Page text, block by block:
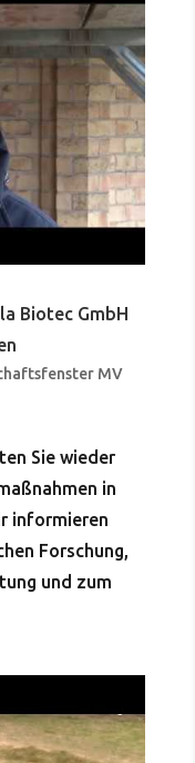
Biotec GmbH
MV
Sie wieder
in
informieren
Forschung,
und zum